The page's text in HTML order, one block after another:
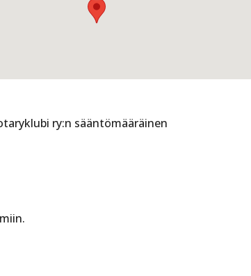
ry:n sääntömääräinen